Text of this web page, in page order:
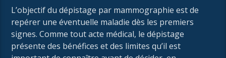
L’objectif du dépistage par mammographie est de
repérer une éventuelle maladie dès les premiers
signes. Comme tout acte médical, le dépistage
présente des bénéfices et des limites qu’il est